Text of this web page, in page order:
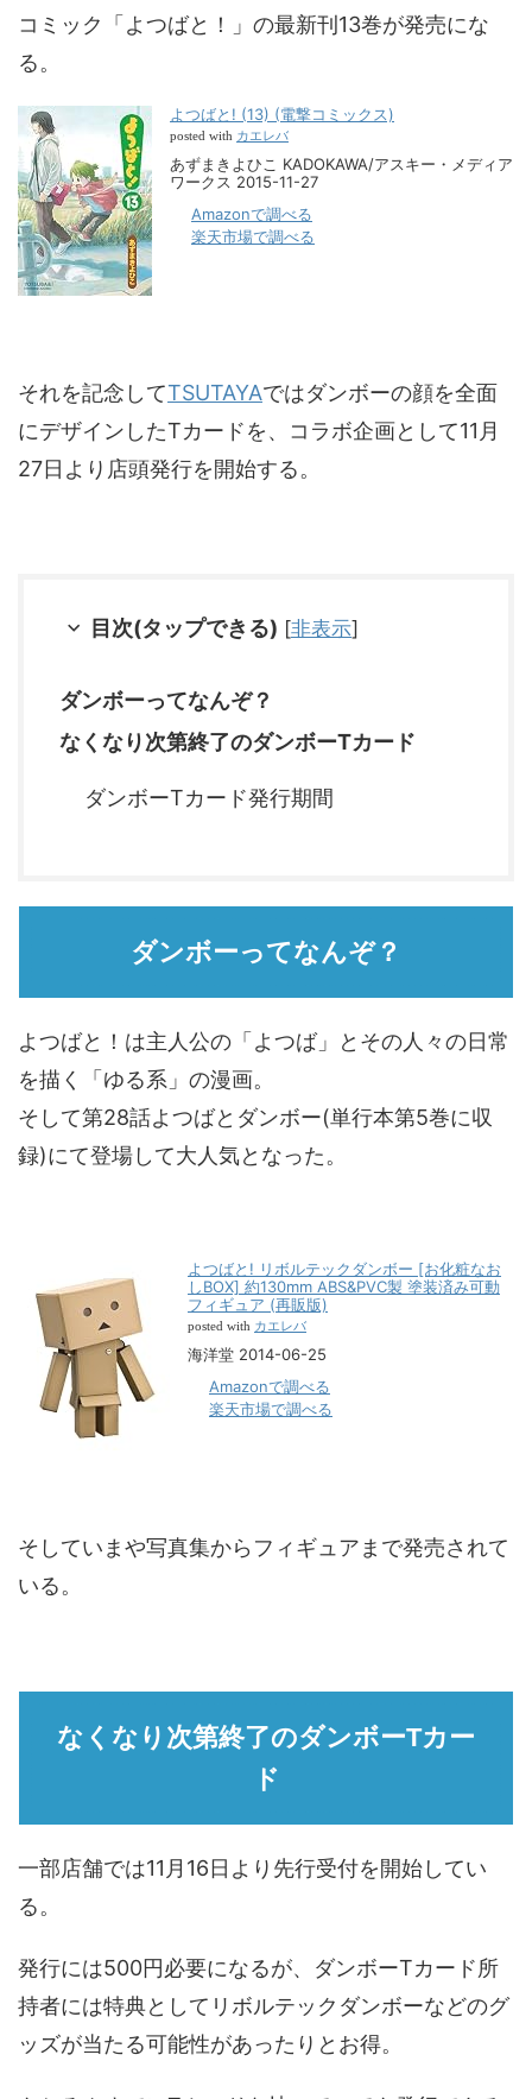
コミック「よつばと！」の最新刊13巻が発売にな
る。
よつばと! (13) (電撃コミックス)
posted with カエレバ
あずまきよひこ KADOKAWA/アスキー・メディア
ワークス 2015-11-27
Amazonで調べる
楽天市場で調べる
それを記念してTSUTAYAではダンボーの顔を全面
にデザインしたTカードを、コラボ企画として11月
27日より店頭発行を開始する。
目次(タップできる) [非表示]
ダンボーってなんぞ？
なくなり次第終了のダンボーTカード
ダンボーTカード発行期間
ダンボーってなんぞ？
よつばと！は主人公の「よつば」とその人々の日常
を描く「ゆる系」の漫画。
そして第28話よつばとダンボー(単行本第5巻に収
録)にて登場して大人気となった。
よつばと! リボルテックダンボー [お化粧なお
しBOX] 約130mm ABS&PVC製 塗装済み可動
フィギュア (再販版)
posted with カエレバ
海洋堂 2014-06-25
Amazonで調べる
楽天市場で調べる
そしていまや写真集からフィギュアまで発売されて
いる。
なくなり次第終了のダンボーTカー
ド
一部店舗では11月16日より先行受付を開始してい
る。
発行には500円必要になるが、ダンボーTカード所
持者には特典としてリボルテックダンボーなどのグ
ッズが当たる可能性があったりとお得。